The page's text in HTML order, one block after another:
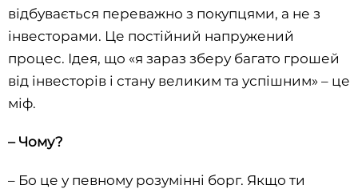
відбувається переважно з покупцями, а не з
інвесторами. Це постійний напружений
процес. Ідея, що «я зараз зберу багато грошей
від інвесторів і стану великим та успішним» – це
міф.
– Чому?
– Бо це у певному розумінні борг. Якщо ти